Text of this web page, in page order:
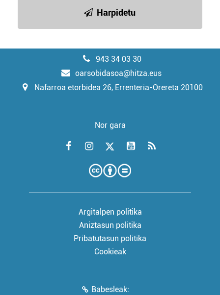
Harpidetu
943 34 03 30
oarsobidasoa@hitza.eus
Nafarroa etorbidea 26, Errenteria-Orereta 20100
Nor gara
Argitalpen politika
Aniztasun politika
Pribatutasun politika
Cookieak
Babesleak: